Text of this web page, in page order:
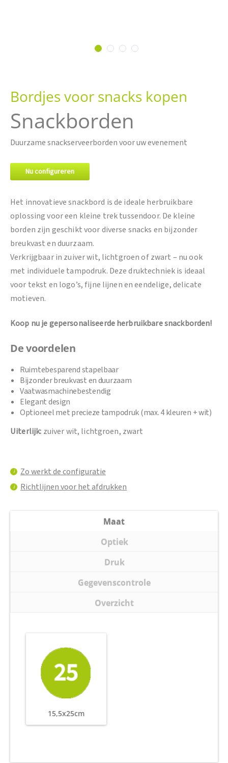
naar
het
van
de
gallerij
Bordjes voor snacks kopen
Snackborden
Duurzame snackserveerborden voor uw evenement
Nu configureren
Het innovatieve snackbord is de ideale herbruikbare
oplossing voor een kleine trek tussendoor. De kleine
borden zijn geschikt voor diverse snacks en bijzonder
breukvast en duurzaam.
Verkrijgbaar in zuiver wit, lichtgroen of zwart – nu ook
met individuele tampodruk. Deze druktechniek is ideaal
voor tekst en logo’s, fijne lijnen en eendelige, delicate
motieven.
Koop nu je gepersonaliseerde herbruikbare snackborden!
De voordelen
Ruimtebesparend stapelbaar
Bijzonder breukvast en duurzaam
Vaatwasmachinebestendig
Elegant design
Optioneel met precieze tampodruk (max. 4 kleuren + wit)
Uiterlijk: zuiver wit, lichtgroen, zwart
i Zo werkt de configuratie
i Richtlijnen voor het afdrukken
Maat
Optiek
Druk
Gegevenscontrole
Overzicht
15,5x25cm